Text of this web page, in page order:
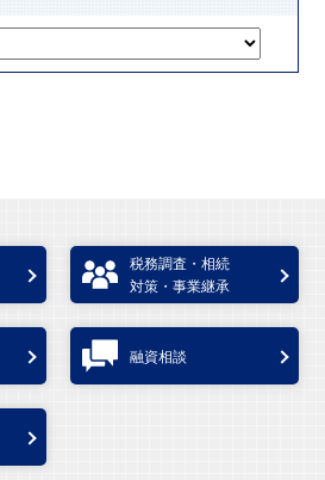
税務調査・相続
対策・事業継承
融資相談